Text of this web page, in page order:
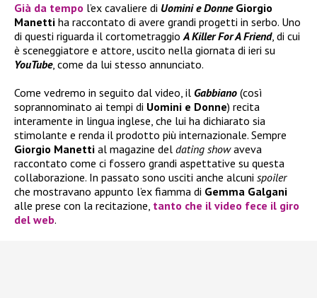
Già da tempo l’ex cavaliere di Uomini e Donne Giorgio
Manetti ha raccontato di avere grandi progetti in serbo. Uno
di questi riguarda il cortometraggioA Killer For A Friend, di cui
è sceneggiatore e attore, uscito nella giornata di ieri su
YouTube, come da lui stesso annunciato.
Come vedremo in seguito dal video, il Gabbiano (così
soprannominato ai tempi di Uomini e Donne) recita
interamente in lingua inglese, che lui ha dichiarato sia
stimolante e renda il prodotto più internazionale. Sempre
Giorgio Manetti al magazine del dating showaveva
raccontato come ci fossero grandi aspettative su questa
collaborazione. In passato sono usciti anche alcuni spoiler
che mostravano appunto l’ex fiamma di Gemma Galgani
alle prese con la recitazione, tanto che il video fece il giro
del web.